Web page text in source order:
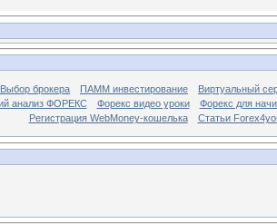
Выбор брокера ПАММ инвестирование
Виртуальный
анализ ФОРЕКС
Форекс видео уроки
Форекс для
Регистрация WebMoney-кошелька
Статьи